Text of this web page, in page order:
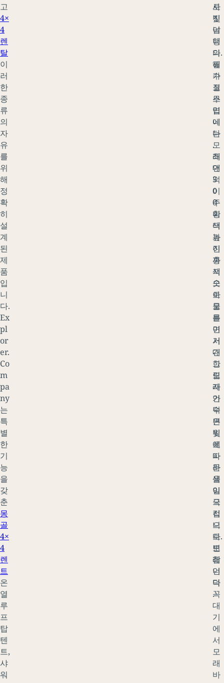
고
4×
4
렌
탈
이
러
한
종
류
의
자
유
를
위
해
정
확
히
설
계
된
제
품
입
니
다.
Ex
pl
or
er.
Co
m
pa
ny
는
특
별
한
기
능
을
갖
춘
몽
골
4×
4
렌
트
온
열
루
프
탑
텐
트,
샤
워
사
진
여
행
의
필
수
코
스
입
니
다
.
최
대
3
0
0
미
터
높
이
까
지
솟
아
오
른
이
거
대
한
모
래
언
덕
은
빛
에
따
라
색
이
극
적
으
로
변
합
니
다
.
로
빛
납
니
다.
해
가
질
무
렵
에
는
모
래
언
덕
이
주
황
색
과
진
홍
색
으
로
물
들
면
서
긴
그
림
자
가
수
면
위
로
파
문
을
일
으
킵
니
다.
모
래
언
덕
꼭
대
기
에
서
모
래
바